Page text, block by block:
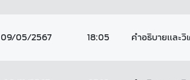
09/05/2567 18:05 คำอธิบายและวิ